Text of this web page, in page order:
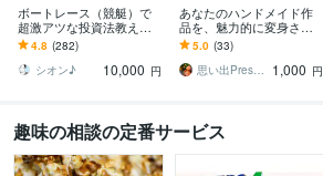
ボートレース（競艇）で
超激アツな投資法教えま
す 予想ではなく投資で
す。出走箱を見るだけ
で、秒殺で丸わかり！
4.8 (282)
シオン♪
10,000 円
あなたのハンドメイド作
品を、魅力的に変身させ
ます オリジナル受注も☆
【アクセサリー台紙／ハ
ンドメイド台紙】
5.0 (33)
思い出Presenter☆
1,000 円
趣味の相談の定番サービス